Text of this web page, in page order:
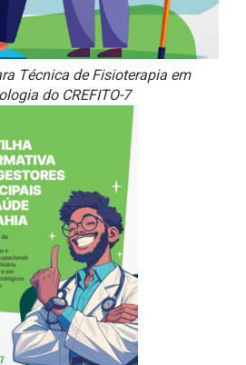
Técnica de Fisioterapia em
do CREFITO-7